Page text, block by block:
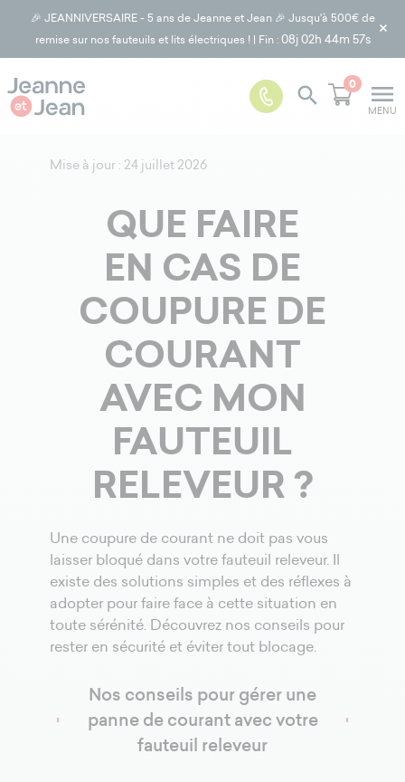
🎉 JEANNIVERSAIRE - 5 ans de Jeanne et Jean 🎉 Jusqu'à 500€ de
remise sur nos fauteuils et lits électriques ! | Fin : 08j02h 44m 57s ×
 0 menu
MENU
Mise à jour : 24 juillet 2026
QUE FAIRE
EN CAS DE
COUPURE DE
COURANT
AVEC MON
FAUTEUIL
RELEVEUR ?
Une coupure de courant ne doit pas vous
laisser bloqué dans votre fauteuil releveur. Il
existe des solutions simples et des réflexes à
adopter pour faire face à cette situation en
toute sérénité. Découvrez nos conseils pour
rester en sécurité et éviter tout blocage.
Nos conseils pour gérer une
panne de courant avec votre
fauteuil releveur